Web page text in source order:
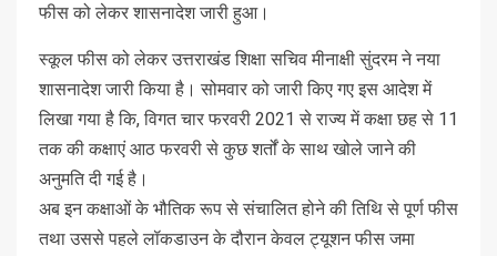
फीस को लेकर शासनादेश जारी हुआ।
स्कूल फीस को लेकर उत्तराखंड शिक्षा सचिव मीनाक्षी सुंदरम ने नया
शासनादेश जारी किया है। सोमवार को जारी किए गए इस आदेश में
लिखा गया है कि, विगत चार फरवरी 2021 से राज्य में कक्षा छह से 11
तक की कक्षाएं आठ फरवरी से कुछ शर्तों के साथ खोले जाने की
अनुमति दी गई है।
अब इन कक्षाओं के भौतिक रूप से संचालित होने की तिथि से पूर्ण फीस
तथा उससे पहले लॉकडाउन के दौरान केवल ट्यूशन फीस जमा